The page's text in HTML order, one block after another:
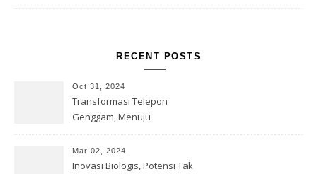
RECENT POSTS
Oct 31, 2024
Transformasi Telepon
Genggam, Menuju
Mar 02, 2024
Inovasi Biologis, Potensi Tak